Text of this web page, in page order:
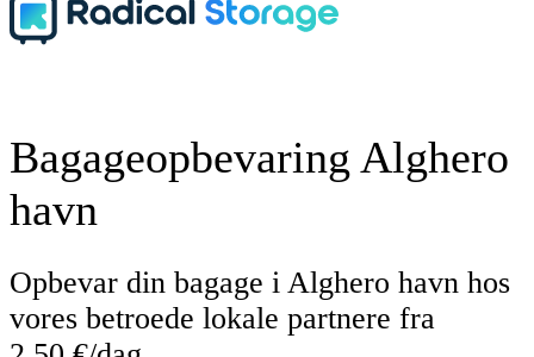
Bagageopbevaring Alghero
havn
Opbevar din bagage i Alghero havn hos
vores betroede lokale partnere fra